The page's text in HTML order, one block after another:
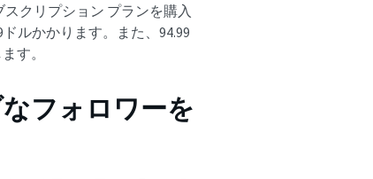
クリプション プランを購入
ルかかります。また、94.99
す。
フォロワーを